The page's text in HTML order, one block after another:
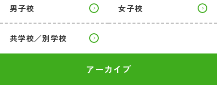
男子校 女子校
共学校／別学校
アーカイブ